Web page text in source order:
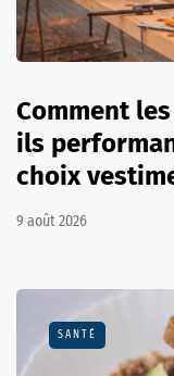
Comment
ils
choix
9 août 2026
SANTÉ